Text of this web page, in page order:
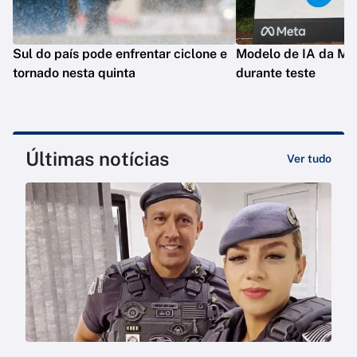
Sul do país pode enfrentar ciclone e
tornado nesta quinta
Modelo de IA da
durante teste
Últimas notícias Ver tudo